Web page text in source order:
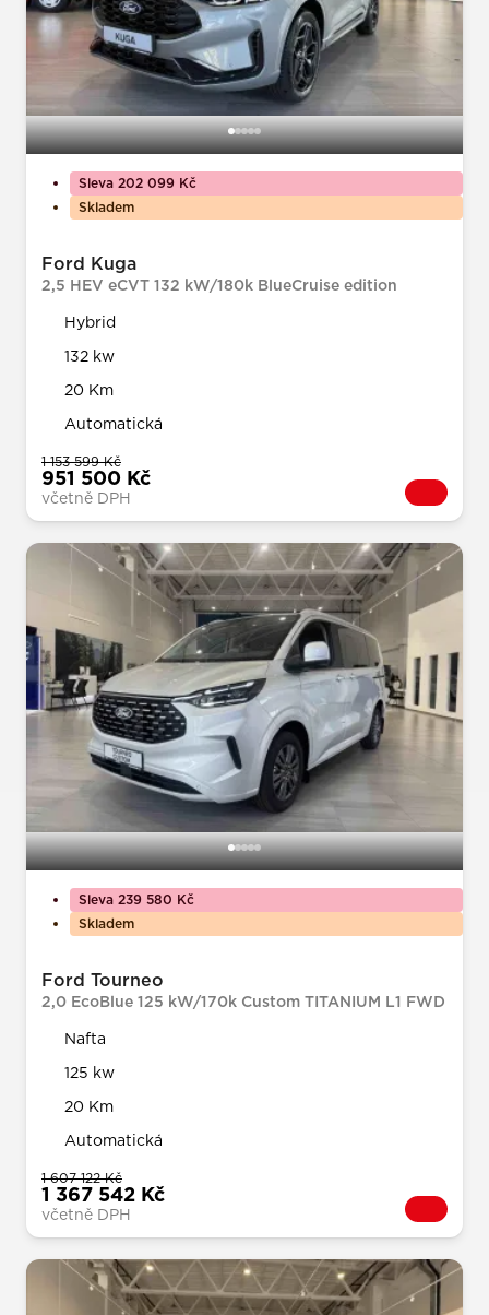
Sleva 202 099 Kč
Skladem
Ford Kuga
2,5 HEV eCVT 132 kW/180k BlueCruise edition
Hybrid
132 kw
20 Km
Automatická
1 153 599 Kč
951 500 Kč
včetně DPH
Sleva 239 580 Kč
Skladem
Ford Tourneo
2,0 EcoBlue 125 kW/170k Custom TITANIUM L1 FWD
Nafta
125 kw
20 Km
Automatická
1 607 122 Kč
1 367 542 Kč
včetně DPH